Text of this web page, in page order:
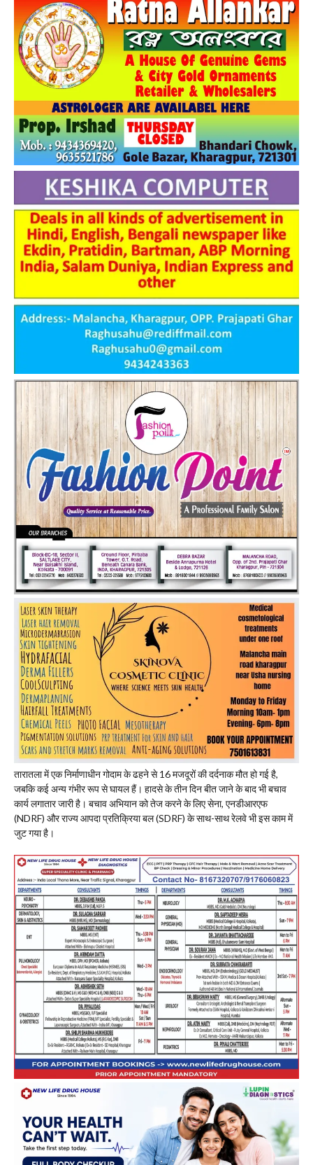
तारातला में एक निर्माणाधीन गोदाम के ढहने से 16 मजदूरों की दर्दनाक मौत हो गई है,
जबकि कई अन्य गंभीर रूप से घायल हैं। हादसे के तीन दिन बीत जाने के बाद भी बचाव
कार्य लगातार जारी है। बचाव अभियान को तेज करने के लिए सेना, एनडीआरएफ
(NDRF) और राज्य आपदा प्रतिक्रिया बल (SDRF) के साथ-साथ रेलवे भी इस काम में
जुट गया है।